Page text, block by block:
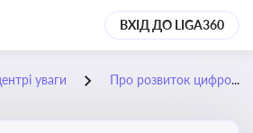
ВХІД ДО LIGA360
уваги Про розвиток цифрової інфраструктури